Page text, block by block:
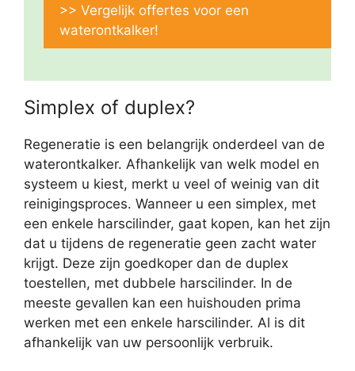
>> Vergelijk offertes voor een
waterontkalker!
Simplex of duplex?
Regeneratie is een belangrijk onderdeel van de
waterontkalker. Afhankelijk van welk model en
systeem u kiest, merkt u veel of weinig van dit
reinigingsproces. Wanneer u een simplex, met
een enkele harscilinder, gaat kopen, kan het zijn
dat u tijdens de regeneratie geen zacht water
krijgt. Deze zijn goedkoper dan de duplex
toestellen, met dubbele harscilinder. In de
meeste gevallen kan een huishouden prima
werken met een enkele harscilinder. Al is dit
afhankelijk van uw persoonlijk verbruik.